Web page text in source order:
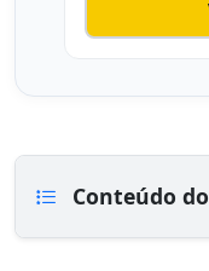
Conteúdo